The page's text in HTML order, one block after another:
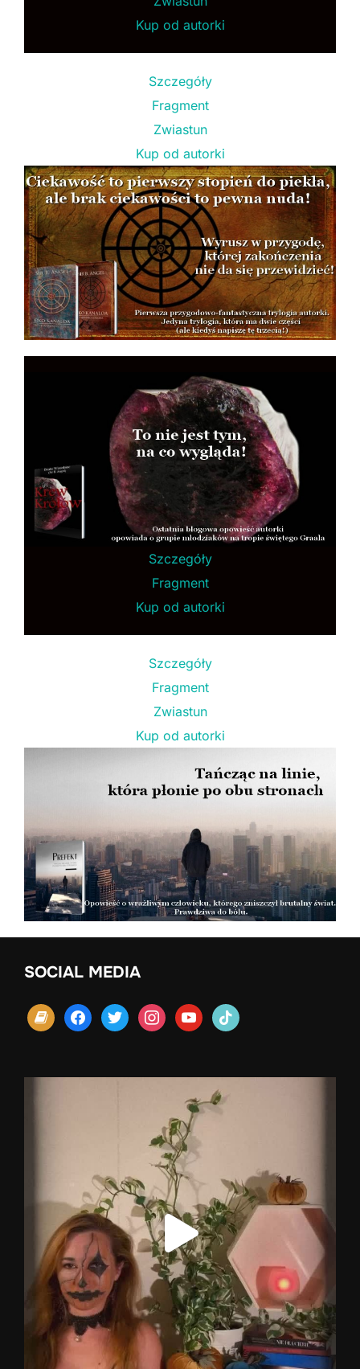
Kup od autorki
Szczegóły
Fragment
Zwiastun
Kup od autorki
Szczegóły
Fragment
Kup od autorki
Szczegóły
Fragment
Zwiastun
Kup od autorki
SOCIAL MEDIA
book facebooktwitter instagramyoutubetiktok